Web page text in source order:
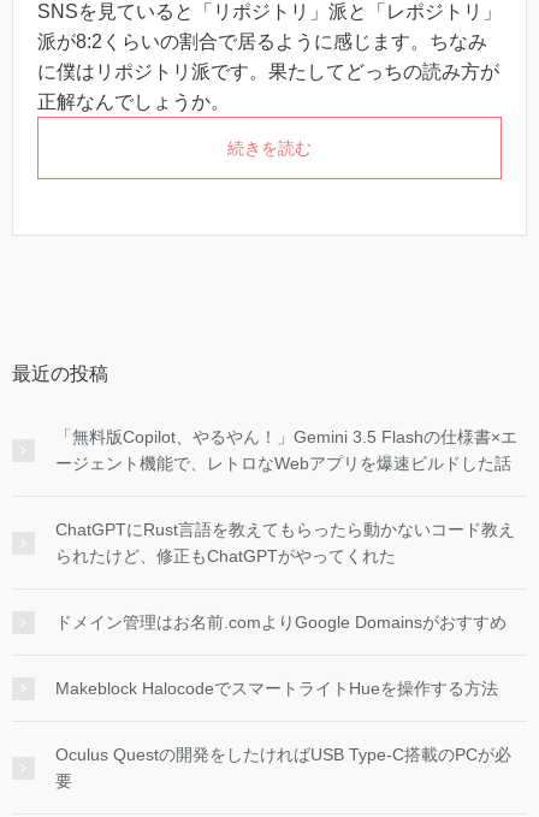
SNSを見ていると「リポジトリ」派と「レポジトリ」
派が8:2くらいの割合で居るように感じます。ちなみ
に僕はリポジトリ派です。果たしてどっちの読み方が
正解なんでしょうか。
続きを読む
最近の投稿
「無料版Copilot、やるやん！」Gemini 3.5 Flashの仕様書×エ
ージェント機能で、レトロなWebアプリを爆速ビルドした話
ChatGPTにRust言語を教えてもらったら動かないコード教え
られたけど、修正もChatGPTがやってくれた
ドメイン管理はお名前.comよりGoogle Domainsがおすすめ
Makeblock HalocodeでスマートライトHueを操作する方法
Oculus Questの開発をしたければUSB Type-C搭載のPCが必
要